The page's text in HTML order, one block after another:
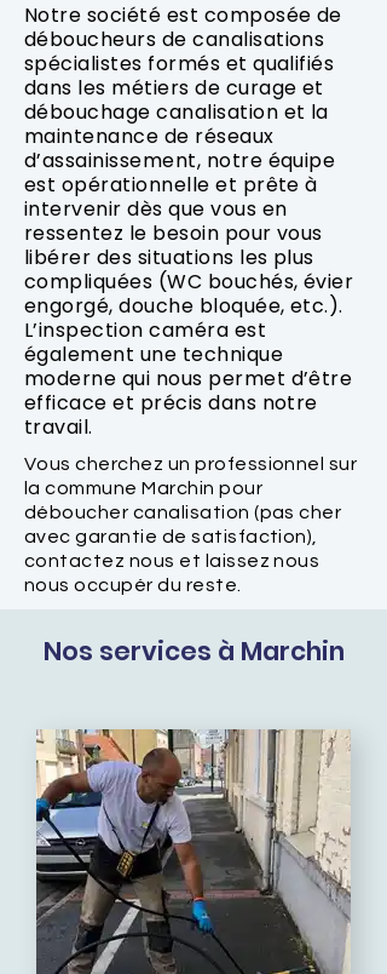
Notre société est composée de
déboucheurs de canalisations
spécialistes formés et qualifiés
dans les métiers de curage et
débouchage canalisation et la
maintenance de réseaux
d’assainissement, notre équipe
est opérationnelle et prête à
intervenir dès que vous en
ressentez le besoin pour vous
libérer des situations les plus
compliquées (WC bouchés, évier
engorgé, douche bloquée, etc.).
L’inspection caméra est
également une technique
moderne qui nous permet d’être
efficace et précis dans notre
travail.
Vous cherchez un professionnel sur
la commune Marchin pour
déboucher canalisation (pas cher
avec garantie de satisfaction),
contactez nous et laissez nous
nous occupér du reste.
Nos services à Marchin